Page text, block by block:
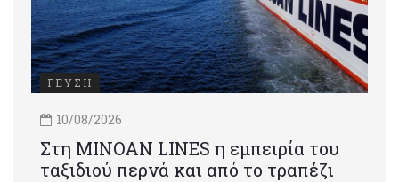
ΓΕΥΣΗ
10/08/2026
Στη MINOAN LINES η εμπειρία του
ταξιδιού περνά και από το τραπέζι